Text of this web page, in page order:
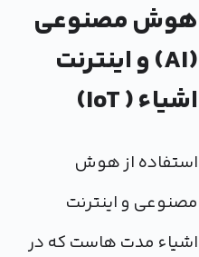
هوش مصنوعی
(AI) و اینترنت
اشیاء ( IoT)
استفاده از هوش
مصنوعی و اینترنت
اشیاء مدت هاست که در